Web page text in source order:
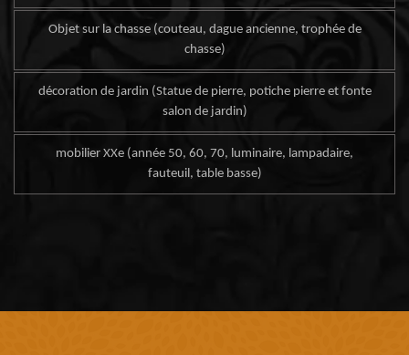
Objet sur la chasse (couteau, dague ancienne, trophée de
chasse)
décoration de jardin (Statue de pierre, potiche pierre et fonte
salon de jardin)
mobilier XXe (année 50, 60, 70, luminaire, lampadaire,
fauteuil, table basse)